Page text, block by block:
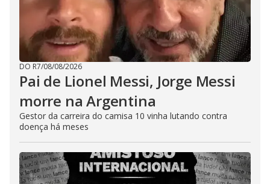
DO R7/08/08/2026
Pai de Lionel Messi, Jorge Messi
morre na Argentina
Gestor da carreira do camisa 10 vinha lutando contra
doença há meses